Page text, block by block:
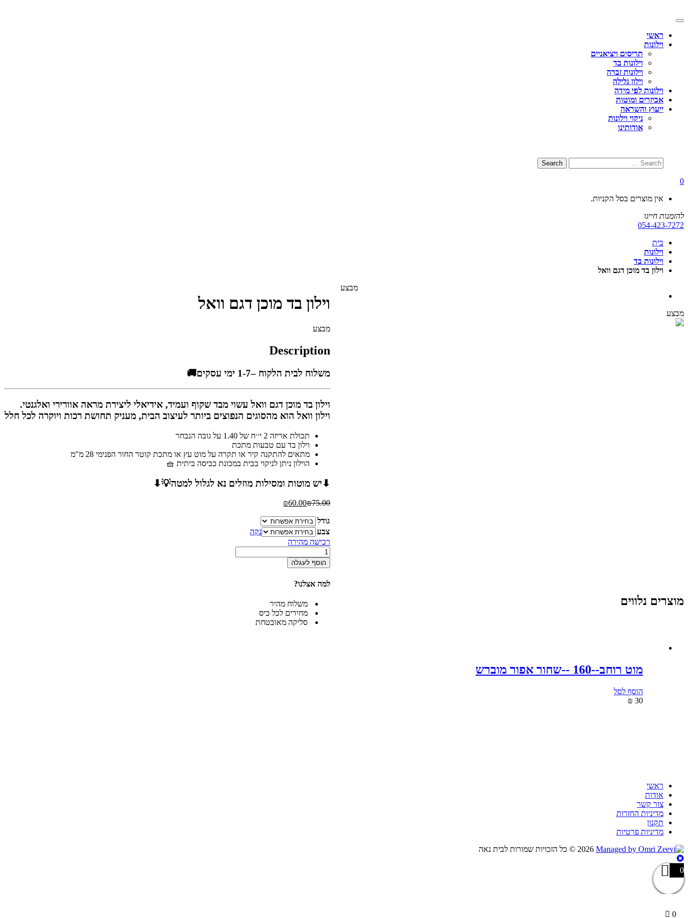
to
Toggle
navigation
ראשי
וילונות
תריסים ויציאניים
וילונות בד
וילונות זברה
וילון גלילה
וילונות לפי מידה
אביזרים ומוטות
ייעוץ והשראה
ניקוי וילונות
אודותינו
0
אין מוצרים בסל הקניות.
להזמנות חייגו
054-423-7272
בית
וילונות
וילונות בד
וילון בד מוכן דגם וואל
מבצע
מבצע
וילון בד מוכן דגם וואל
מבצע
Description
משלוח לבית הלקוח –1-7 ימי עסקים🚚
וילון בד מוכן דגם וואל עשוי מבד שקוף ועמיד, אידיאלי ליצירת מראה אוורירי ואלגנטי.
וילון וואל הוא מהסוגים הנפוצים ביותר לעיצוב הבית, מעניק תחושת רכות ויוקרה לכל חלל
תכולת אריזה 2 י׳׳ח של 1.40 על גובה הנבחר
וילון בד עם טבעות מתכת
מתאים להתקנה קיר או תקרה על מוט עץ או מתכת קוטר החור הפנימי 28 מ"מ
הוילון ניתן לניקוי בבית במכונת כביסה ביתית 🧺
⬇יש מוטות ומסילות מוזלים נא לגלול למטה💡⬇
₪75.00
₪60.00
גודל
צבע
נקה
רכישה מהירה
כמות
של
וילון
בד
מוכן
הוסף לעגלה
למה אצלנו?
משלוח מהיר
מחירים לכל כיס
סליקה מאובטחת
מוצרים נלווים
מוט רוחב--160 --שחור אפור מוברש
הוסף לסל
30
₪
ראשי
אודות
צור קשר
מדיניות החזרות
תקנון
מדיניות פרטיות
2026 ©
כל הזכויות שמורות לבית נאה
0
0